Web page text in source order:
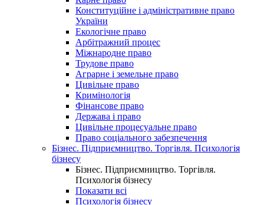
Конституційне і адміністративне право
України
Екологічне право
Арбітражний процес
Міжнародне право
Трудове право
Аграрне і земельне право
Цивільне право
Кримінологія
Фінансове право
Держава і право
Цивільне процесуальне право
Право соціального забезпечення
Бізнес. Підприємництво. Торгівля. Психологія
бізнесу
Бізнес. Підприємництво. Торгівля.
Психологія бізнесу
Показати всі
Психологія бізнесу